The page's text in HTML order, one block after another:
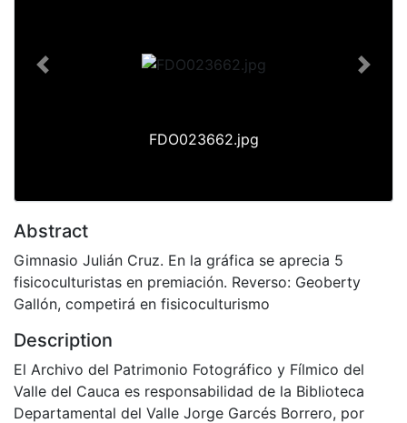
FDO023662.jpg
Previous Next
Abstract
Gimnasio Julián Cruz. En la gráfica se aprecia 5
fisicoculturistas en premiación. Reverso: Geoberty
Gallón, competirá en fisicoculturismo
Description
El Archivo del Patrimonio Fotográfico y Fílmico del
Valle del Cauca es responsabilidad de la Biblioteca
Departamental del Valle Jorge Garcés Borrero, por